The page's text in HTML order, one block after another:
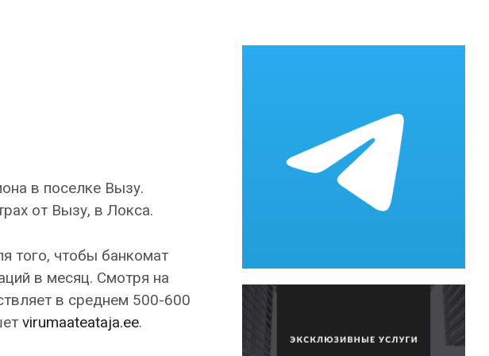
в поселке Вызу.
от Вызу, в Локса.
того, чтобы банкомат
в месяц. Смотря на
в среднем 500-600
virumaateataja.ee.